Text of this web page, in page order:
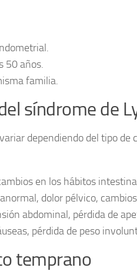
50 años.
familia.
síndrome de
dependiendo del tipo de
en los hábitos
dolor pélvico,
abdominal, pérdida de
pérdida de peso
temprano